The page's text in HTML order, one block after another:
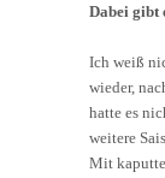
Dabei gibt
Ich weiß
wieder,
hatte es
weitere
Mit